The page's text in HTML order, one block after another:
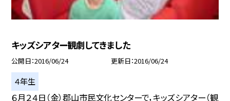
キッズシアター観劇してきました
公開日 2016/06/24 更新日 2016/06/24
４年生
６月２４日（金）郡山市民文化センターで，キッズシアター（観